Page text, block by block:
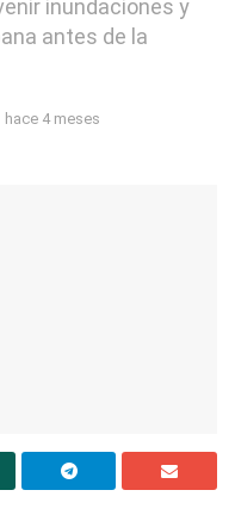
inundaciones y
antes de la
hace 4 meses